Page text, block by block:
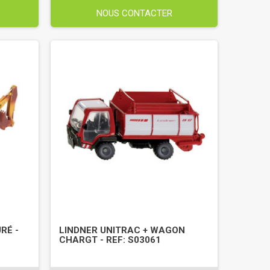
NOUS CONTACTER
-
LINDNER UNITRAC + WAGON
CHARGT - REF: S03061